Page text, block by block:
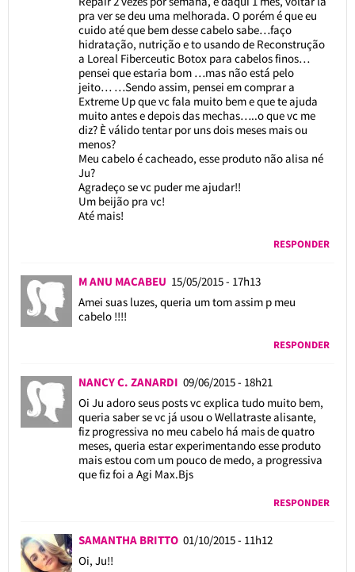
pra ver se deu uma melhorada. O porém é que eu
cuido até que bem desse cabelo sabe…faço
hidratação, nutrição e to usando de Reconstrução
a Loreal Fiberceutic Botox para cabelos finos…
pensei que estaria bom …mas não está pelo
jeito… …Sendo assim, pensei em comprar a
Extreme Up que vc fala muito bem e que te ajuda
muito antes e depois das mechas…..o que vc me
diz? È válido tentar por uns dois meses mais ou
menos?
Meu cabelo é cacheado, esse produto não alisa né
Ju?
Agradeço se vc puder me ajudar!!
Um beijão pra vc!
Até mais!
RESPONDER
M ANU MACABEU 15/05/2015 - 17h13
Amei suas luzes, queria um tom assim p meu
cabelo !!!!
RESPONDER
NANCY C. ZANARDI 09/06/2015 - 18h21
Oi Ju adoro seus posts vc explica tudo muito bem,
queria saber se vc já usou o Wellatraste alisante,
fiz progressiva no meu cabelo há mais de quatro
meses, queria estar experimentando esse produto
mais estou com um pouco de medo, a progressiva
que fiz foi a Agi Max.Bjs
RESPONDER
SAMANTHA BRITTO 01/10/2015 - 11h12
Oi, Ju!!